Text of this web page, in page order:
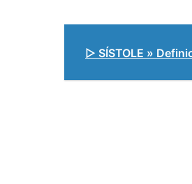
▷ SÍSTOLE »